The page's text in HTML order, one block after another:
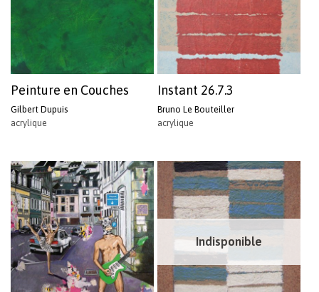
Peinture en Couches
Gilbert Dupuis
acrylique
Instant 26.7.3
Bruno Le Bouteiller
acrylique
Indisponible